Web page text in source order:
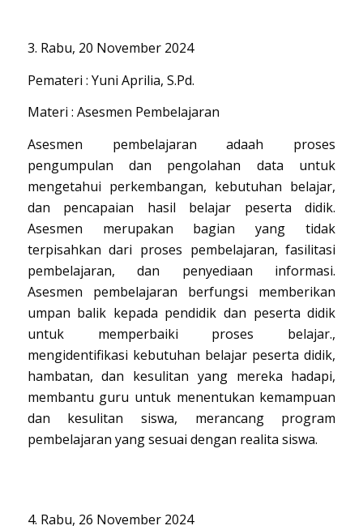
3. Rabu, 20 November 2024
Pemateri : Yuni Aprilia, S.Pd.
Materi : Asesmen Pembelajaran
Asesmen pembelajaran adaah proses
pengumpulan dan pengolahan data untuk
mengetahui perkembangan, kebutuhan belajar,
dan pencapaian hasil belajar peserta didik.
Asesmen merupakan bagian yang tidak
terpisahkan dari proses pembelajaran, fasilitasi
pembelajaran, dan penyediaan informasi.
Asesmen pembelajaran berfungsi memberikan
umpan balik kepada pendidik dan peserta didik
untuk memperbaiki proses belajar.,
mengidentifikasi kebutuhan belajar peserta didik,
hambatan, dan kesulitan yang mereka hadapi,
membantu guru untuk menentukan kemampuan
dan kesulitan siswa, merancang program
pembelajaran yang sesuai dengan realita siswa.
4. Rabu, 26 November 2024